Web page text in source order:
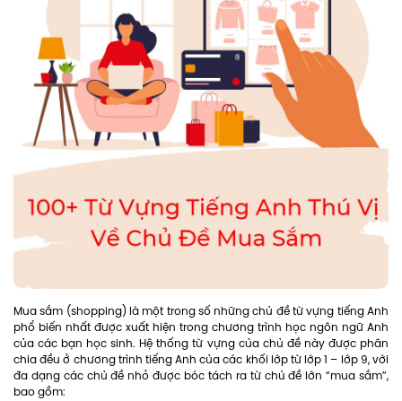
Mua sắm (shopping) là một trong số những chủ đề từ vựng tiếng Anh
phổ biến nhất được xuất hiện trong chương trình học ngôn ngữ Anh
của các bạn học sinh. Hệ thống từ vựng của chủ đề này được phân
chia đều ở chương trình tiếng Anh của các khối lớp từ lớp 1 – lớp 9, với
đa dạng các chủ đề nhỏ được bóc tách ra từ chủ đề lớn “mua sắm”,
bao gồm: